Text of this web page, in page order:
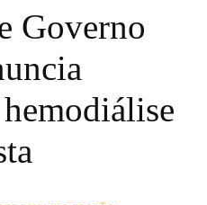
Governo